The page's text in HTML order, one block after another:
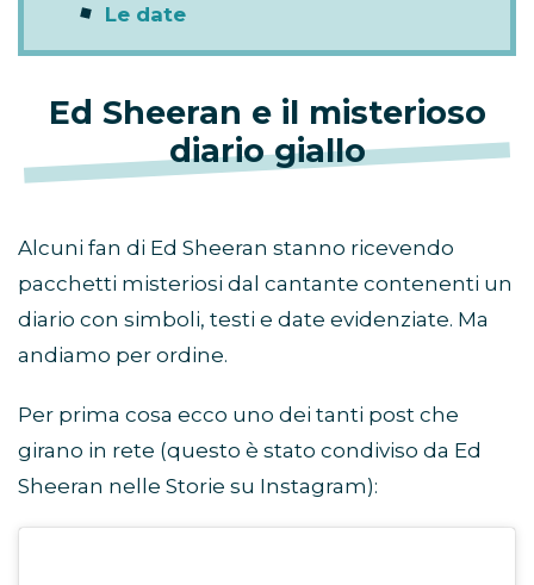
Le date
Ed Sheeran e il misterioso
diario giallo
Alcuni fan di Ed Sheeran stanno ricevendo
pacchetti misteriosi dal cantante contenenti un
diario con simboli, testi e date evidenziate. Ma
andiamo per ordine.
Per prima cosa ecco uno dei tanti post che
girano in rete (questo è stato condiviso da Ed
Sheeran nelle Storie su Instagram):